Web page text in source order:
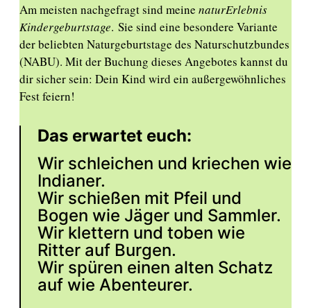
Am meisten nachgefragt sind meine naturErlebnis
Kindergeburtstage. Sie sind eine besondere Variante
der beliebten Naturgeburtstage des Naturschutzbundes
(NABU). Mit der Buchung dieses Angebotes kannst du
dir sicher sein: Dein Kind wird ein außergewöhnliches
Fest feiern!
Das erwartet euch:
Wir schleichen und kriechen wie
Indianer.
Wir schießen mit Pfeil und
Bogen wie Jäger und Sammler.
Wir klettern und toben wie
Ritter auf Burgen.
Wir spüren einen alten Schatz
auf wie Abenteurer.